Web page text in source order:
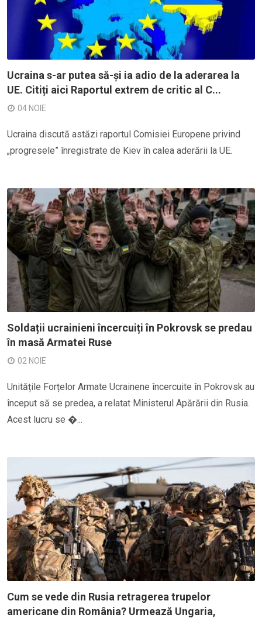
Ucraina s-ar putea să-și ia adio de la aderarea la
UE. Citiți aici Raportul extrem de critic al C...
04 NOIE
Ucraina discută astăzi raportul Comisiei Europene privind
„progresele” înregistrate de Kiev în calea aderării la UE.
Soldații ucrainieni încercuiți în Pokrovsk se predau
în masă Armatei Ruse
02 NOIE
Unitățile Forțelor Armate Ucrainene încercuite în Pokrovsk au
început să se predea, a relatat Ministerul Apărării din Rusia.
Acest lucru se �...
Cum se vede din Rusia retragerea trupelor
americane din România? Urmează Ungaria,